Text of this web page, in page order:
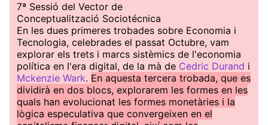
7ª Sessió del Vector de
Conceptualització Sociotécnica
En les dues primeres trobades sobre Economia i
Tecnologia, celebrades el passat Octubre, vam
explorar els trets i marcs sistèmics de l'economia
política en l'era digital, de la mà de Cedric Durand i
Mckenzie Wark. En aquesta tercera trobada, que es
dividirà en dos blocs, explorarem les formes en les
quals han evolucionat les formes monetàries i la
lògica especulativa que convergeixen en el